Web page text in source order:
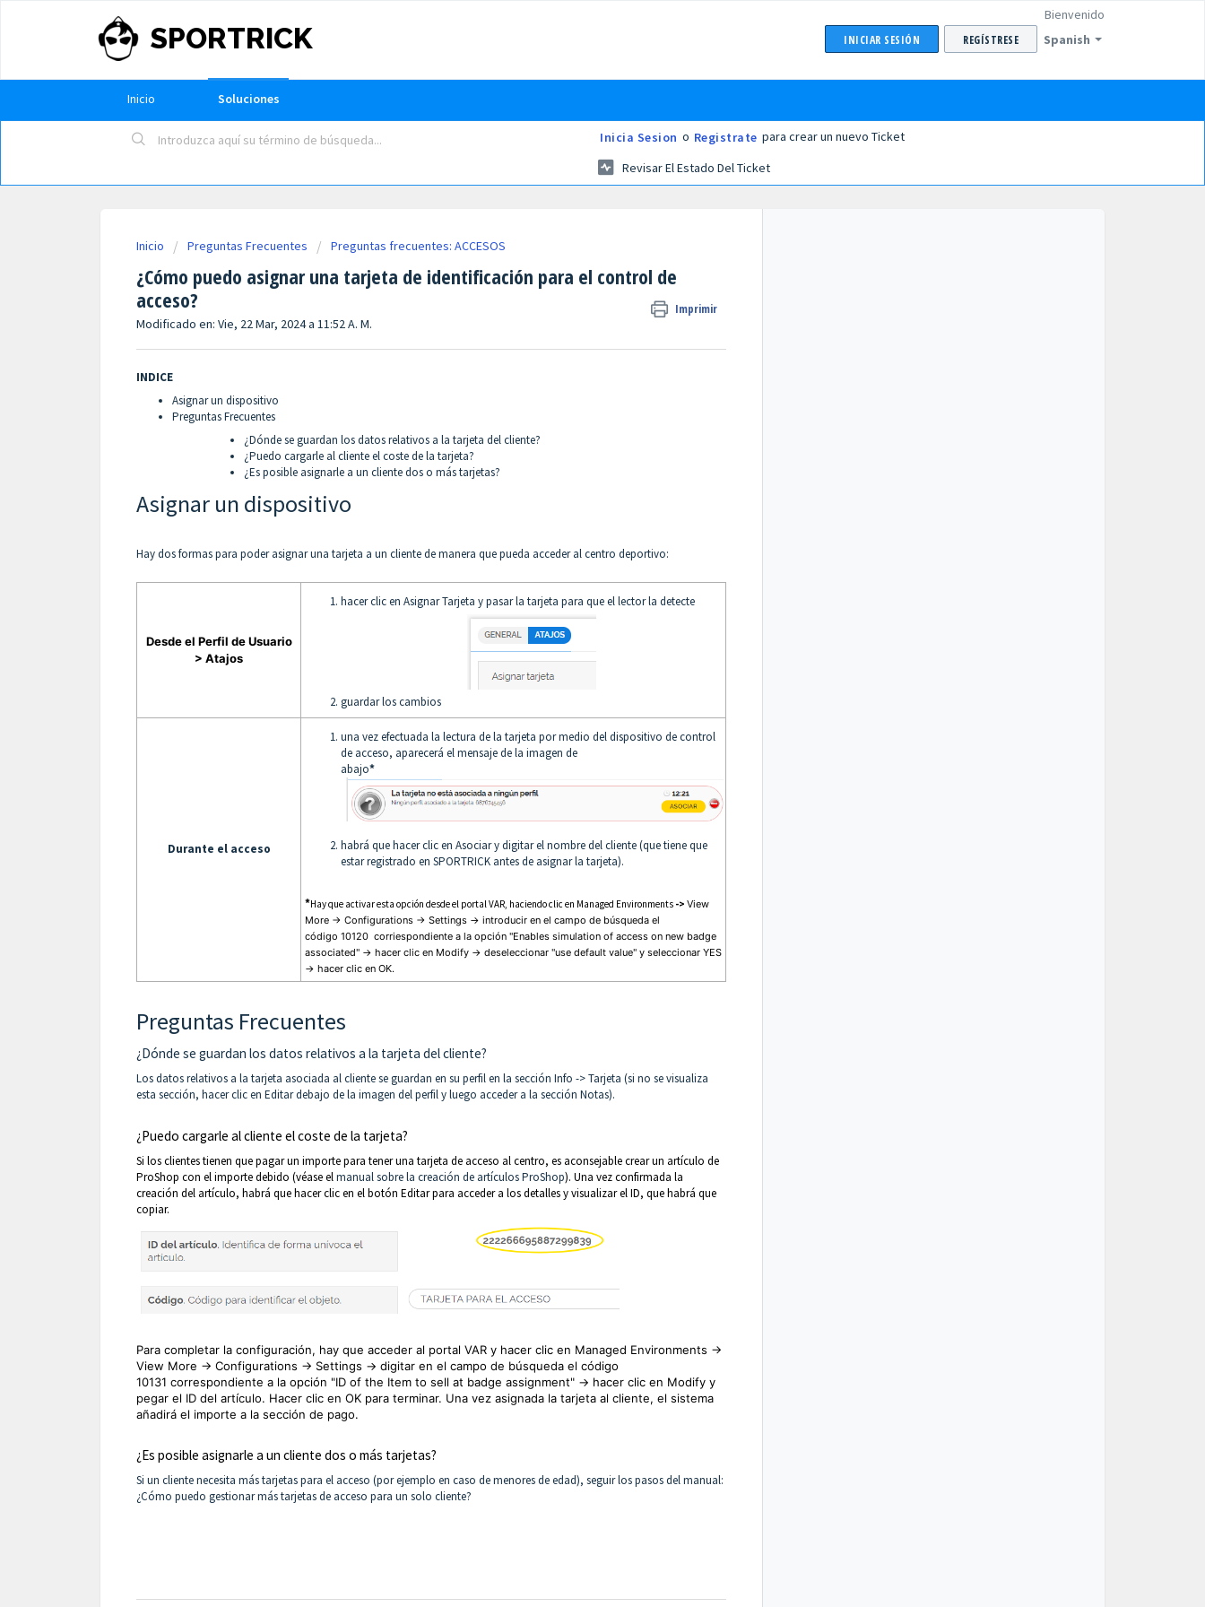
SPORTRICK Spanish
Bienvenido
INICIAR SESIÓN REGÍSTRESE
Inicio Soluciones
Inicia Sesion o Registrate para crear un nuevo Ticket
Revisar El Estado Del Ticket
Inicio Preguntas Frecuentes Preguntas frecuentes: ACCESOS
¿Cómo puedo asignar una tarjeta de identificación para el control de
acceso?
Imprimir
Modificado en: Vie, 22 Mar, 2024 a 11:52 A. M.
INDICE
Asignar un dispositivo
Preguntas Frecuentes
¿Dónde se guardan los datos relativos a la tarjeta del cliente?
¿Puedo cargarle al cliente el coste de la tarjeta?
¿Es posible asignarle a un cliente dos o más tarjetas?
Asignar un dispositivo
Hay dos formas para poder asignar una tarjeta a un cliente de manera que pueda acceder al centro deportivo:
Desde el Perfil de Usuario
> Atajos
hacer clic en Asignar Tarjeta y pasar la tarjeta para que el lector la detecte
guardar los cambios
Durante el acceso
una vez efectuada la lectura de la tarjeta por medio del dispositivo de control
de acceso, aparecerá el mensaje de la imagen de
abajo*
habrá que hacer clic en Asociar y digitar el nombre del cliente (que tiene que
estar registrado en SPORTRICK antes de asignar la tarjeta).
*Hay que activar esta opción desde el portal VAR, haciendo clic en Managed Environments -> View
More -> Configurations -> Settings -> introducir en el campo de búsqueda el
código 10120 corriespondiente a la opción "Enables simulation of access on new badge
associated" -> hacer clic en Modify -> deseleccionar "use default value" y seleccionar YES
-> hacer clic en OK.
Preguntas Frecuentes
¿Dónde se guardan los datos relativos a la tarjeta del cliente?
Los datos relativos a la tarjeta asociada al cliente se guardan en su perfil en la sección Info -> Tarjeta (si no se visualiza
esta sección, hacer clic en Editar debajo de la imagen del perfil y luego acceder a la sección Notas).
¿Puedo cargarle al cliente el coste de la tarjeta?
Si los clientes tienen que pagar un importe para tener una tarjeta de acceso al centro, es aconsejable crear un artículo de
ProShop con el importe debido (véase elmanual sobre la creación de artículos ProShop). Una vez confirmada la
creación del artículo, habrá que hacer clic en el botón Editar para acceder a los detalles y visualizar el ID, que habrá que
copiar.
Para completar la configuración, hay que acceder al portal VAR y hacer clic en Managed Environments ->
View More -> Configurations -> Settings -> digitar en el campo de búsqueda el código
10131 correspondiente a la opción "ID of the Item to sell at badge assignment" -> hacer clic en Modify y
pegar el ID del artículo. Hacer clic en OK para terminar. Una vez asignada la tarjeta al cliente, el sistema
añadirá el importe a la sección de pago.
¿Es posible asignarle a un cliente dos o más tarjetas?
Si un cliente necesita más tarjetas para el acceso (por ejemplo en caso de menores de edad), seguir los pasos del manual:
¿Cómo puedo gestionar más tarjetas de acceso para un solo cliente?